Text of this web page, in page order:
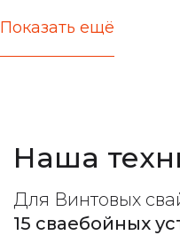
актуальные цены
все виды фундамента
расчет максимальной
Показать ещё
Наша
Для Винтовых
15 сваебойных